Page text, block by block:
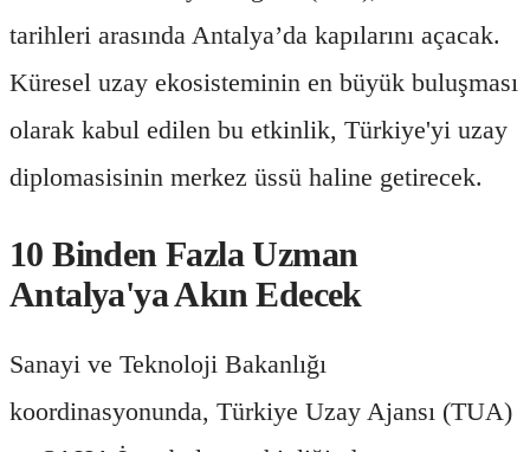
tarihleri arasında Antalya’da kapılarını açacak.
Küresel uzay ekosisteminin en büyük buluşması
olarak kabul edilen bu etkinlik, Türkiye'yi uzay
diplomasisinin merkez üssü haline getirecek.
10 Binden Fazla Uzman
Antalya'ya Akın Edecek
Sanayi ve Teknoloji Bakanlığı
koordinasyonunda, Türkiye Uzay Ajansı (TUA)